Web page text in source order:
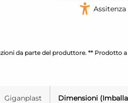
Assitenza
da parte del produttore. ** Prodotto
Giganplast Dimensioni